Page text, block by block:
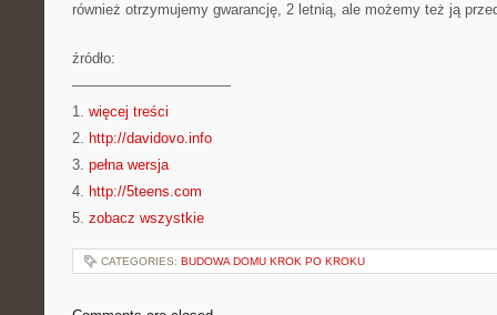
również otrzymujemy gwarancję, 2 letnią, ale możemy też ją
źródło:
———————————
1. więcej treści
2. http://davidovo.info
3. pełna wersja
4. http://5teens.com
5. zobacz wszystkie
CATEGORIES: BUDOWA DOMU KROK PO KROKU